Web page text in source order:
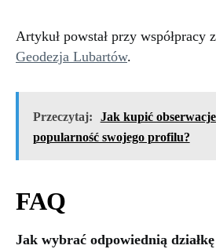
Artykuł powstał przy
Geodezja Lubartów.
Przeczytaj:
Jak kupić
popularność swojego profilu?
FAQ
Jak wybrać odpowiednią